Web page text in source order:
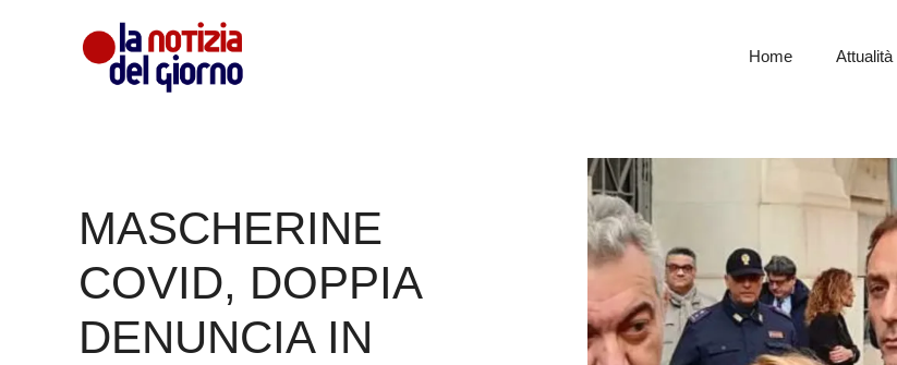
Home Attualità
MASCHERINE
COVID, DOPPIA
DENUNCIA IN